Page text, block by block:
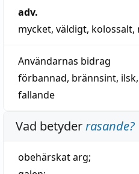
adv.
mycket, väldigt, kolossalt,
Användarnas bidrag
förbannad, brännsint, ilsk,
fallande
Vad betyderrasande?
obehärskatarg;